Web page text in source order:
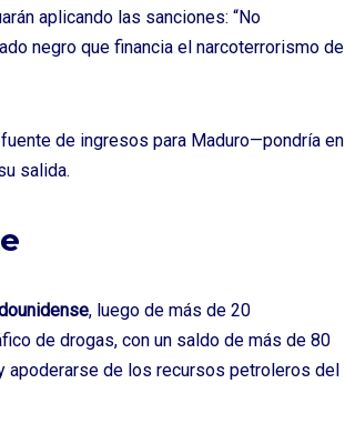
aplicando las sanciones: “No
negro que financia el narcoterrorismo de
de ingresos para Maduro—pondría en
salida.
, luego de más de 20
de drogas, con un saldo de más de 80
de los recursos petroleros del